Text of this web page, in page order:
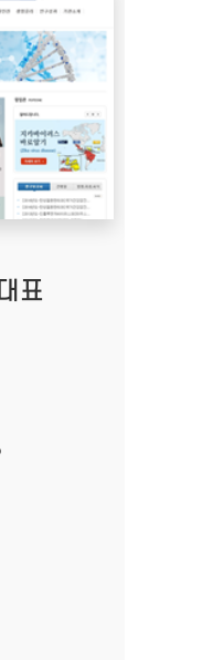
표
페이지